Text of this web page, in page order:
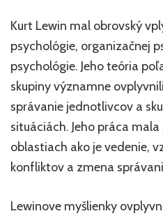
Kurt Lewin mal obrovský
psychológie, organizačnej
psychológie. Jeho teória
skupiny významne
správanie jednotlivcov a
situáciách. Jeho práca
oblastiach ako je vedenie,
konfliktov a zmena
Lewinove myšlienky